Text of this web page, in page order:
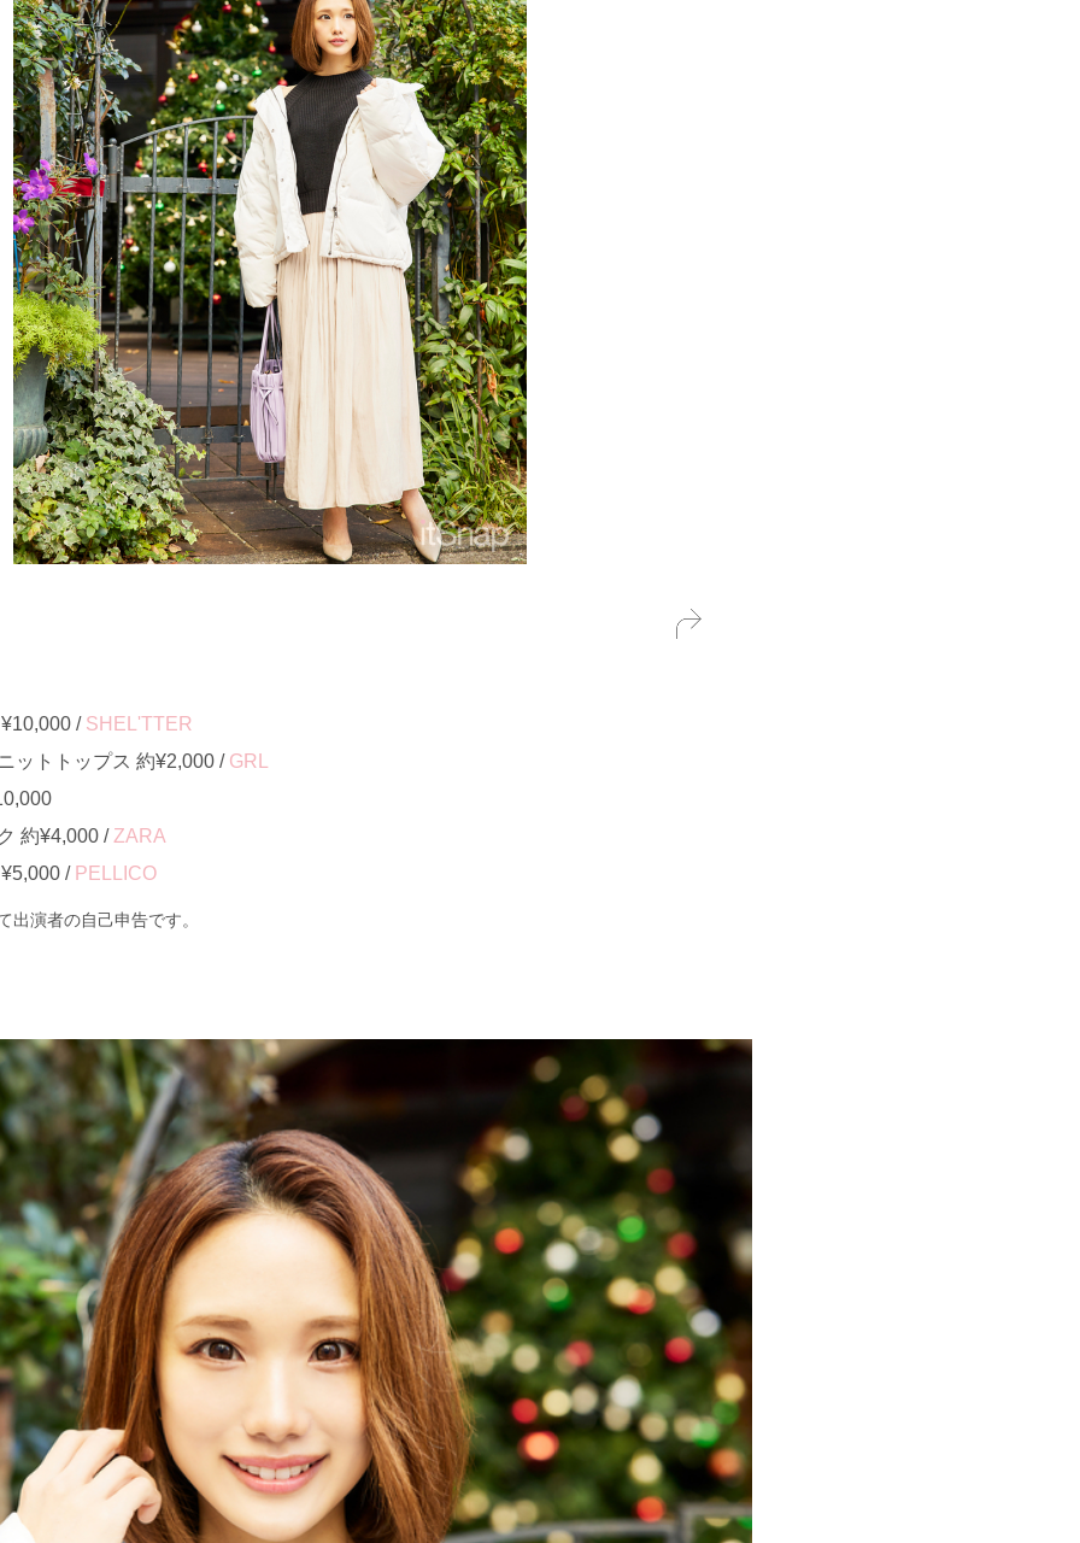
/ SHEL'TTER
ットトップス 約¥2,000 / GRL
約¥4,000 / ZARA
/ PELLICO
演者の自己申告です。